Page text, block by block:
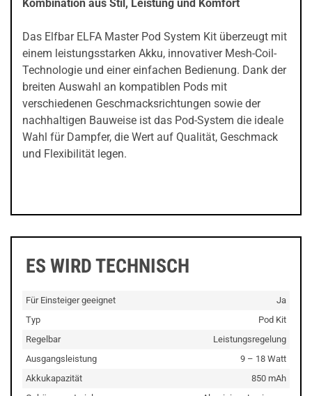
Kombination aus Stil, Leistung und Komfort
Das Elfbar ELFA Master Pod System Kit überzeugt mit
einem leistungsstarken Akku, innovativer Mesh-Coil-
Technologie und einer einfachen Bedienung. Dank der
breiten Auswahl an kompatiblen Pods mit
verschiedenen Geschmacksrichtungen sowie der
nachhaltigen Bauweise ist das Pod-System die ideale
Wahl für Dampfer, die Wert auf Qualität, Geschmack
und Flexibilität legen.
ES WIRD TECHNISCH
Für Einsteiger geeignet
Ja
Typ
Pod Kit
Regelbar
Leistungsregelung
Ausgangsleistung
9 – 18 Watt
Akkukapazität
850 mAh